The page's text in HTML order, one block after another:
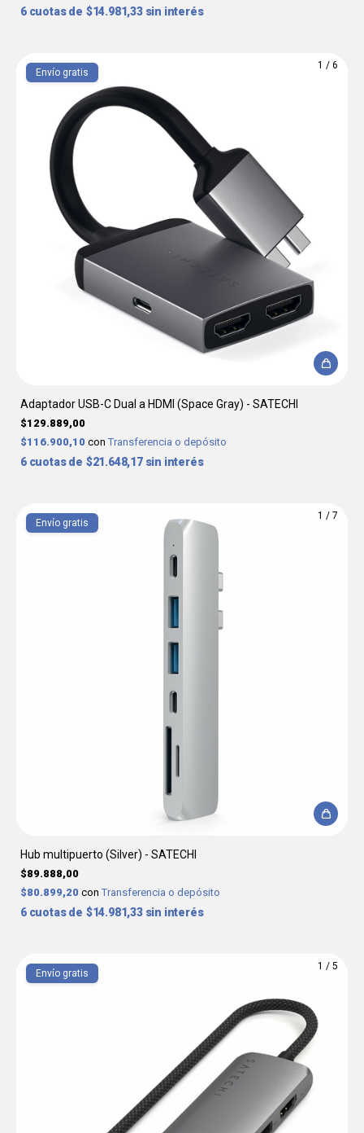
6 $14.981,33 sin interés
1 / 6
Envío gratis
Adaptador USB-C Dual a HDMI (Space Gray) - SATECHI
$129.889,00
$116.900,10 con Transferencia o depósito
6 $21.648,17 sin interés
1 / 7
Envío gratis
Hub multipuerto (Silver) - SATECHI
$89.888,00
$80.899,20 con Transferencia o depósito
6 $14.981,33 sin interés
1 / 5
Envío gratis